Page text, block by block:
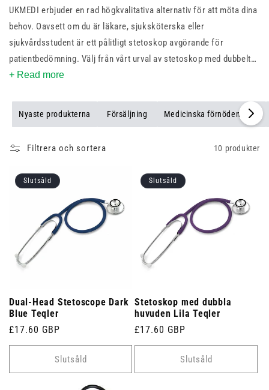
UKMEDI erbjuder en rad högkvalitativa alternativ för att möta dina
behov. Oavsett om du är läkare, sjuksköterska eller
sjukvårdsstudent är ett pålitligt stetoskop avgörande för
patientbedömning. Välj från vårt urval av stetoskop med dubbelt
och enkelt huvud i en rad livfulla färger för att passa din stil. Med
för att ge exceptionell akustik för exakta diagnoser. Handla nu
+ Read more
Nyaste produkterna Försäljning Medicinska förnödenheter
Filtrera och sortera 10 produkter
Slutsåld
Dual-Head Stetoscope Dark
Blue Teqler
Ordinarie
pris
£17.60 GBP
Slutsåld
Slutsåld
Stetoskop med dubbla
huvuden Lila Teqler
Ordinarie
pris
£17.60 GBP
Slutsåld